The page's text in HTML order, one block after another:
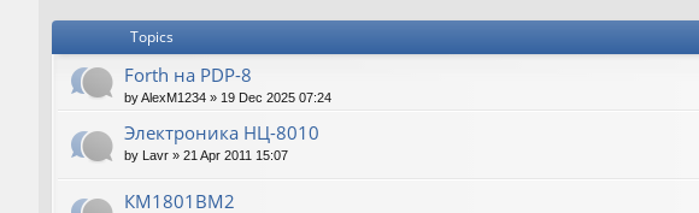
Topics
Forth на PDP-8
byAlexM1234 » 19 Dec 2025 07:24
Электроника НЦ-8010
by Lavr » 21 Apr 2011 15:07
КМ1801ВМ2